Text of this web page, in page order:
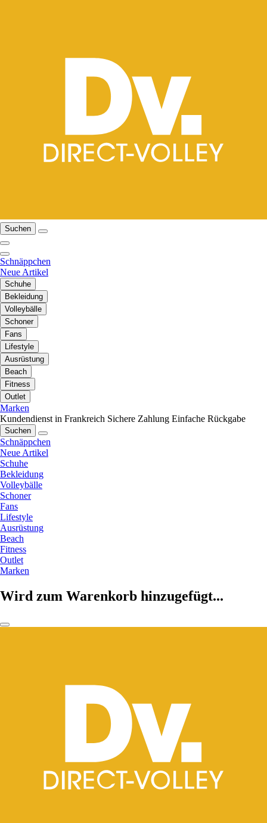
Suchen
Schnäppchen
Neue Artikel
Schuhe
Bekleidung
Volleybälle
Schoner
Fans
Lifestyle
Ausrüstung
Beach
Fitness
Outlet
Marken
Kundendienst in Frankreich Sichere Zahlung Einfache Rückgabe
Suchen
Schnäppchen
Neue Artikel
Schuhe
Bekleidung
Volleybälle
Schoner
Fans
Lifestyle
Ausrüstung
Beach
Fitness
Outlet
Marken
Wird zum Warenkorb hinzugefügt...